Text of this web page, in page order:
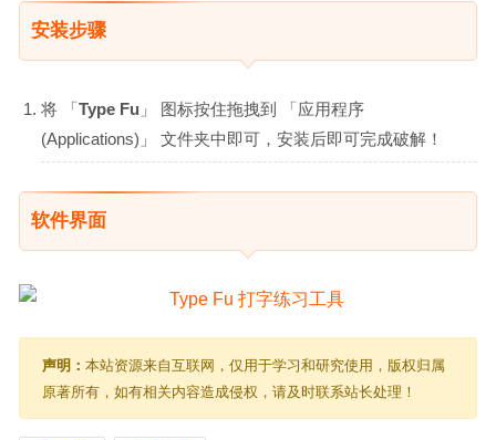
安装步骤
将 「Type Fu 」 图标按住拖拽到 「应用程序
(Applications)」 文件夹中即可，安装后即可完成破解！
软件界面
声明： 本站资源来自互联网，仅用于学习和研究使用，版权归属
原著所有，如有相关内容造成侵权，请及时联系站长处理！